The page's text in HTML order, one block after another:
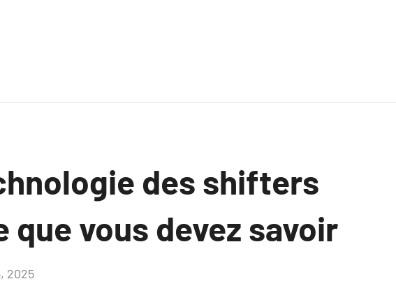
des shifters
que vous devez savoir
2025